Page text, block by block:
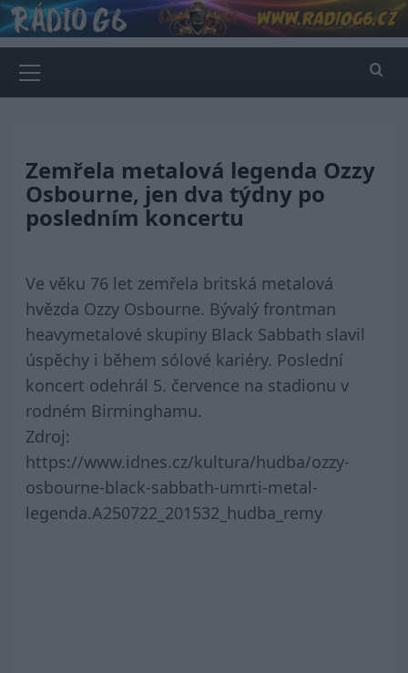
Skip
to
content
Menu
Zemřela metalová legenda Ozzy
Osbourne, jen dva týdny po
posledním koncertu
Ve věku 76 let zemřela britská metalová
hvězda Ozzy Osbourne. Bývalý frontman
heavymetalové skupiny Black Sabbath slavil
úspěchy i během sólové kariéry. Poslední
koncert odehrál 5. července na stadionu v
rodném Birminghamu.
Zdroj:
https://www.idnes.cz/kultura/hudba/ozzy-
osbourne-black-sabbath-umrti-metal-
legenda.A250722_201532_hudba_remy